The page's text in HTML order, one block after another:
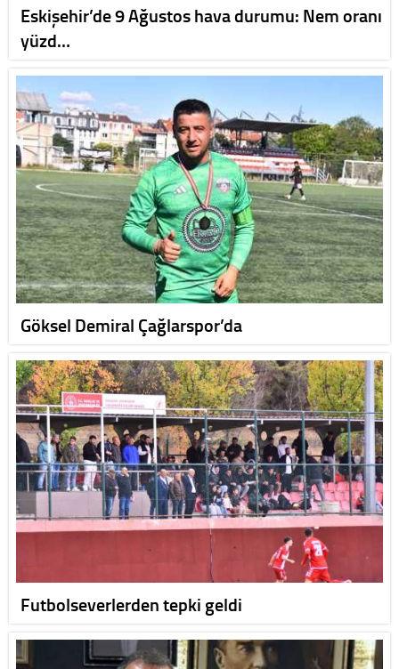
Eskişehir’de 9 Ağustos hava durumu: Nem oranı
yüzd…
Göksel Demiral Çağlarspor’da
Futbolseverlerden tepki geldi